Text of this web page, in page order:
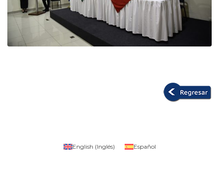
English (Inglés) Español